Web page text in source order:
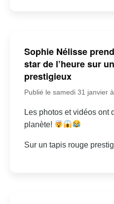
Sophie Nélisse
star de l’heure sur
prestigieux
Publié le samedi 31 janvier
Les photos et vidéos ont
planète!
Sur un tapis rouge